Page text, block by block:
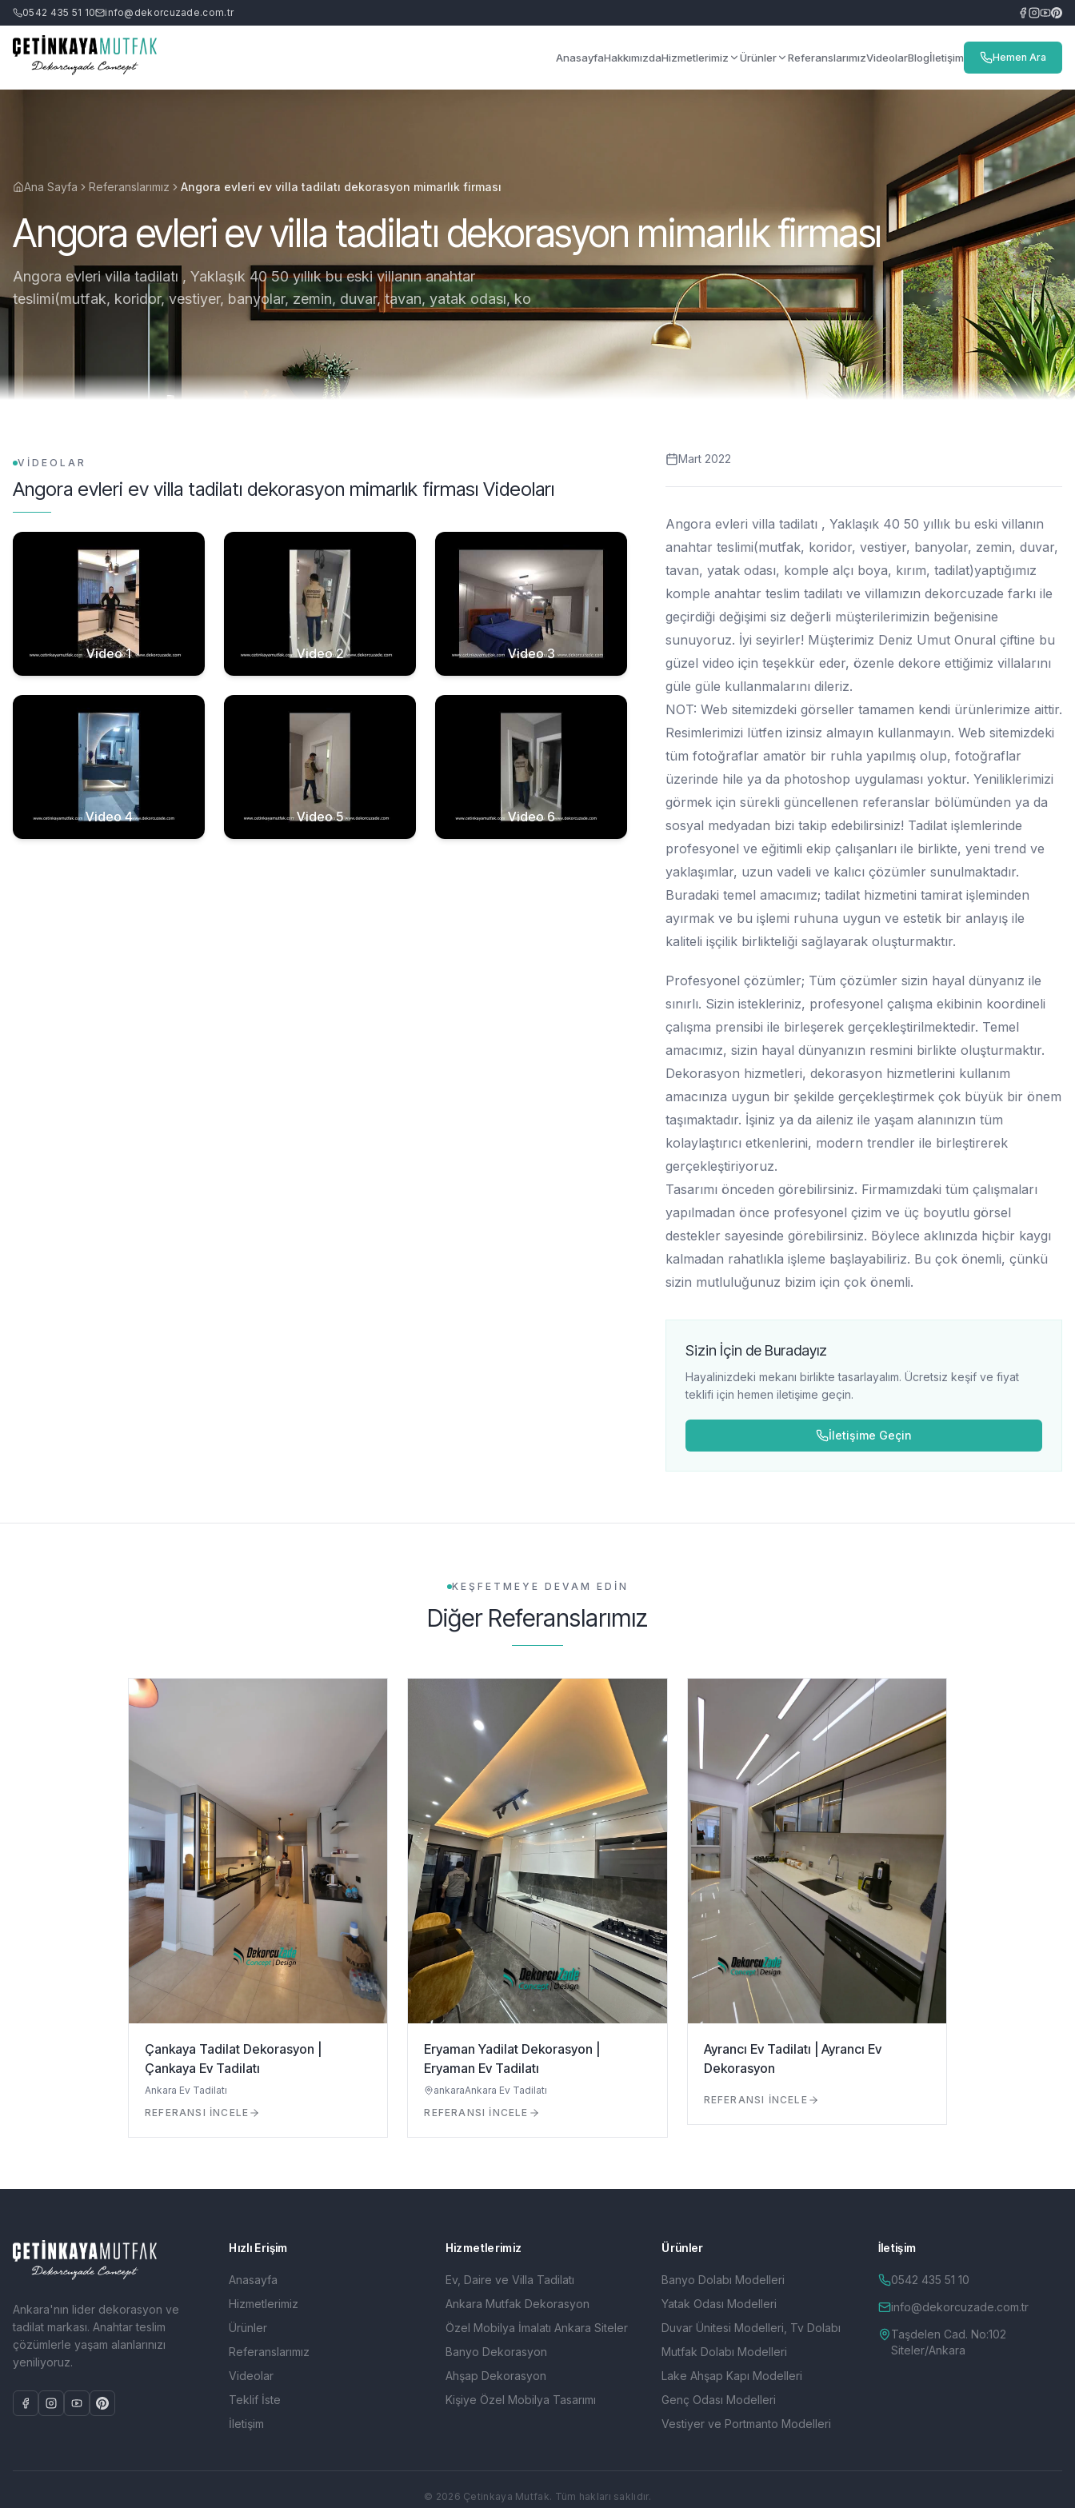
0542 435 51 10 info@dekorcuzade.com.tr
AnasayfaHakkımızdaHizmetlerimiz Ürünler ReferanslarımızVideolarBlogİletişim Hemen Ara
Ana Sayfa Referanslarımız Angora evleri ev villa tadilatı dekorasyon mimarlık firması
Angora evleri ev villa tadilatı dekorasyon mimarlık firması
Angora evleri villa tadilatı , Yaklaşık 40 50 yıllık bu eski villanın anahtar
teslimi(mutfak, koridor, vestiyer, banyolar, zemin, duvar, tavan, yatak odası, ko
VİDEOLAR
Angora evleri ev villa tadilatı dekorasyon mimarlık firması Videoları
Video 1 Video 2 Video 3
Video 4 Video 5 Video 6
Mart 2022
Angora evleri villa tadilatı , Yaklaşık 40 50 yıllık bu eski villanın
anahtar teslimi(mutfak, koridor, vestiyer, banyolar, zemin, duvar,
tavan, yatak odası, komple alçı boya, kırım, tadilat)yaptığımız
komple anahtar teslim tadilatı ve villamızın dekorcuzade farkı ile
geçirdiği değişimi siz değerli müşterilerimizin beğenisine
sunuyoruz. İyi seyirler! Müşterimiz Deniz Umut Onural çiftine bu
güzel video için teşekkür eder, özenle dekore ettiğimiz villalarını
güle güle kullanmalarını dileriz.
NOT: Web sitemizdeki görseller tamamen kendi ürünlerimize aittir.
Resimlerimizi lütfen izinsiz almayın kullanmayın. Web sitemizdeki
tüm fotoğraflar amatör bir ruhla yapılmış olup, fotoğraflar
üzerinde hile ya da photoshop uygulaması yoktur. Yeniliklerimizi
görmek için sürekli güncellenen referanslar bölümünden ya da
sosyal medyadan bizi takip edebilirsiniz! Tadilat işlemlerinde
profesyonel ve eğitimli ekip çalışanları ile birlikte, yeni trend ve
yaklaşımlar, uzun vadeli ve kalıcı çözümler sunulmaktadır.
Buradaki temel amacımız; tadilat hizmetini tamirat işleminden
ayırmak ve bu işlemi ruhuna uygun ve estetik bir anlayış ile
kaliteli işçilik birlikteliği sağlayarak oluşturmaktır.
Profesyonel çözümler; Tüm çözümler sizin hayal dünyanız ile
sınırlı. Sizin istekleriniz, profesyonel çalışma ekibinin koordineli
çalışma prensibi ile birleşerek gerçekleştirilmektedir. Temel
amacımız, sizin hayal dünyanızın resmini birlikte oluşturmaktır.
Dekorasyon hizmetleri, dekorasyon hizmetlerini kullanım
amacınıza uygun bir şekilde gerçekleştirmek çok büyük bir önem
taşımaktadır. İşiniz ya da aileniz ile yaşam alanınızın tüm
kolaylaştırıcı etkenlerini, modern trendler ile birleştirerek
gerçekleştiriyoruz.
Tasarımı önceden görebilirsiniz. Firmamızdaki tüm çalışmaları
yapılmadan önce profesyonel çizim ve üç boyutlu görsel
destekler sayesinde görebilirsiniz. Böylece aklınızda hiçbir kaygı
kalmadan rahatlıkla işleme başlayabiliriz. Bu çok önemli, çünkü
sizin mutluluğunuz bizim için çok önemli.
Sizin İçin de Buradayız
Hayalinizdeki mekanı birlikte tasarlayalım. Ücretsiz keşif ve fiyat
teklifi için hemen iletişime geçin.
İletişime Geçin
KEŞFETMEYE DEVAM EDİN
Diğer Referanslarımız
Çankaya Tadilat Dekorasyon |
Çankaya Ev Tadilatı
Ankara Ev Tadilatı
REFERANSI İNCELE
Eryaman Yadilat Dekorasyon |
Eryaman Ev Tadilatı
ankaraAnkara Ev Tadilatı
REFERANSI İNCELE
Ayrancı Ev Tadilatı | Ayrancı Ev
Dekorasyon
REFERANSI İNCELE
Ankara'nın lider dekorasyon ve
tadilat markası. Anahtar teslim
çözümlerle yaşam alanlarınızı
yeniliyoruz.
Hızlı Erişim
Anasayfa
Hizmetlerimiz
Ürünler
Referanslarımız
Videolar
Teklif İste
İletişim
Hizmetlerimiz
Ev, Daire ve Villa Tadilatı
Ankara Mutfak Dekorasyon
Özel Mobilya İmalatı Ankara Siteler
Banyo Dekorasyon
Ahşap Dekorasyon
Kişiye Özel Mobilya Tasarımı
Ürünler
Banyo Dolabı Modelleri
Yatak Odası Modelleri
Duvar Ünitesi Modelleri, Tv Dolabı
Mutfak Dolabı Modelleri
Lake Ahşap Kapı Modelleri
Genç Odası Modelleri
Vestiyer ve Portmanto Modelleri
İletişim
0542 435 51 10
info@dekorcuzade.com.tr
Taşdelen Cad. No:102
Siteler/Ankara
© 2026 Çetinkaya Mutfak. Tüm hakları saklıdır.